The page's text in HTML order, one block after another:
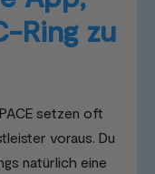
Ring zu
setzen oft
voraus. Du
natürlich eine